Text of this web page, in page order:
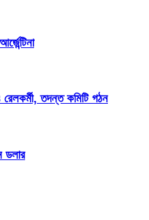
তদন্ত কমিটি গঠন
ডলার